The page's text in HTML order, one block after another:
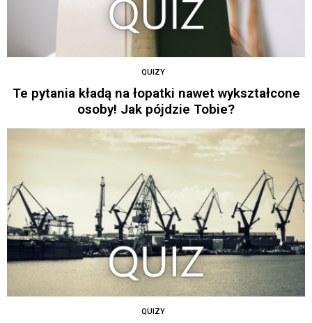
QUIZY
Te pytania kładą na łopatki nawet wykształcone
osoby! Jak pójdzie Tobie?
QUIZY